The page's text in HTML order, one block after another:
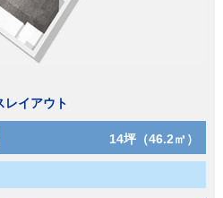
レイアウト
14坪（46.2㎡）